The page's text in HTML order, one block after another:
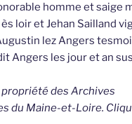
homme et saige
loir et Jehan Sailland
lez Angers
Angers les jour et an
des Archives
du Maine-et-Loire.